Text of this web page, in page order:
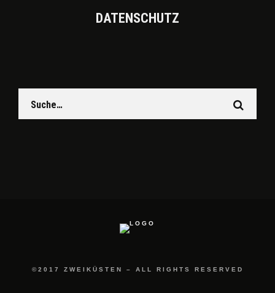
DATEN­SCHUTZ
©2017 ZWEIKÜSTEN – ALL RIGHTS RESERVED